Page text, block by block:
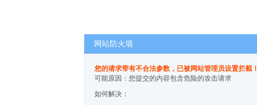
网站防火墙
您的请求带有不合法参数，已被网站管理员设置拦截！
可能原因：您提交的内容包含危险的攻击请求
如何解决：